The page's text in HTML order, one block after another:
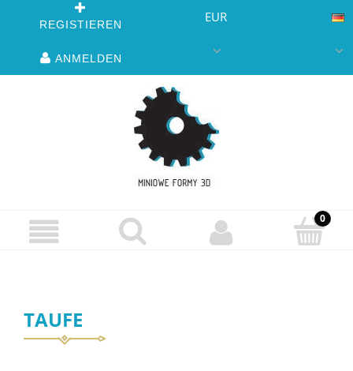
REGISTIEREN
ANMELDEN
EUR
TAUFE